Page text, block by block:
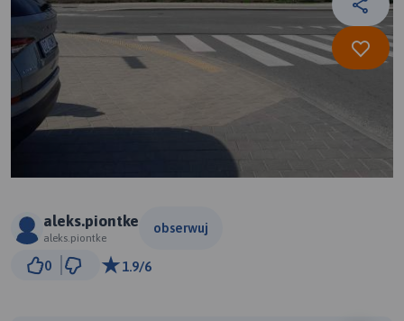
aleks.piontke
aleks.piontke
obserwuj
0 1.9/6